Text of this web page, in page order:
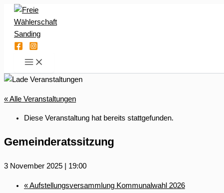
Zum
Inhalt
springen
« Alle Veranstaltungen
Diese Veranstaltung hat bereits stattgefunden.
Gemeinderatssitzung
3 November 2025 | 19:00
«Aufstellungsversammlung Kommunalwahl 2026